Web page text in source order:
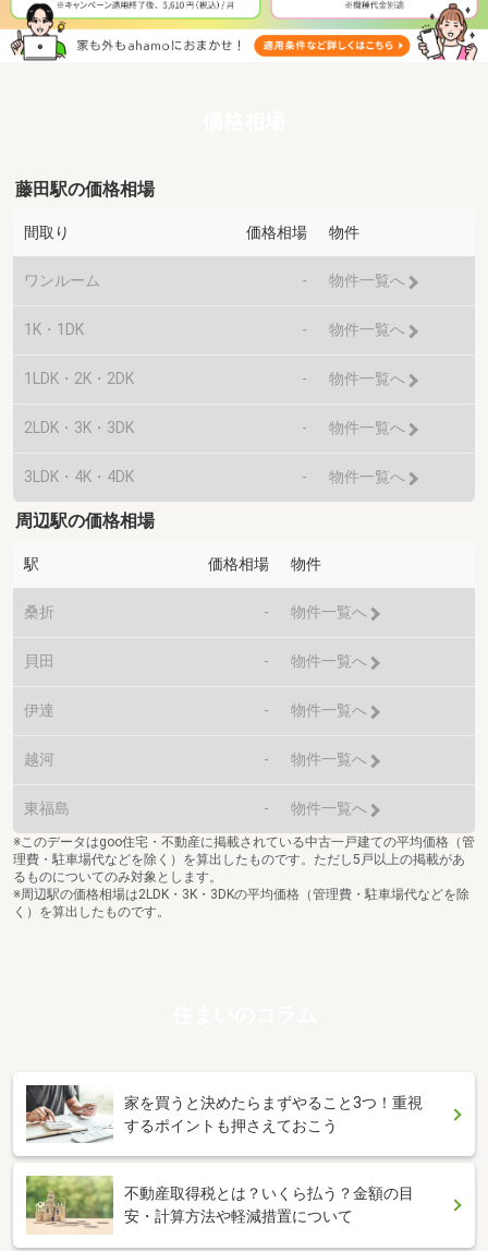
藤田駅の価格相場
間取り 価格相場 物件
ワンルーム - 物件一覧へ
1K・1DK - 物件一覧へ
1LDK・2K・2DK - 物件一覧へ
2LDK・3K・3DK - 物件一覧へ
3LDK・4K・4DK - 物件一覧へ
周辺駅の価格相場
駅 価格相場 物件
桑折 - 物件一覧へ
貝田 - 物件一覧へ
伊達 - 物件一覧へ
越河 - 物件一覧へ
東福島 - 物件一覧へ
※このデータはgoo住宅・不動産に掲載されている中古一戸建ての平均価格（管
理費・駐車場代などを除く）を算出したものです。ただし5戸以上の掲載があ
るものについてのみ対象とします。
※周辺駅の価格相場は2LDK・3K・3DKの平均価格（管理費・駐車場代などを除
く）を算出したものです。
家を買うと決めたらまずやること3つ！重視
するポイントも押さえておこう
不動産取得税とは？いくら払う？金額の目
安・計算方法や軽減措置について